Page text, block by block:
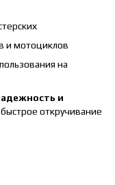
и мотоциклов
на
и
откручивание